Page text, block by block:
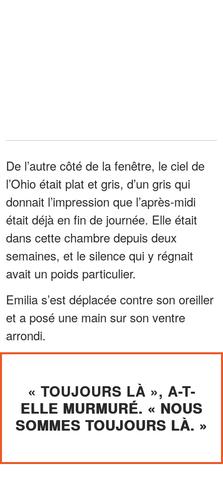
De l’autre côté de la fenêtre, le ciel de
l’Ohio était plat et gris, d’un gris qui
donnait l’impression que l’après-midi
était déjà en fin de journée. Elle était
dans cette chambre depuis deux
semaines, et le silence qui y régnait
avait un poids particulier.
Emilia s’est déplacée contre son oreiller
et a posé une main sur son ventre
arrondi.
« TOUJOURS LÀ », A-T-
ELLE MURMURÉ. « NOUS
SOMMES TOUJOURS LÀ. »